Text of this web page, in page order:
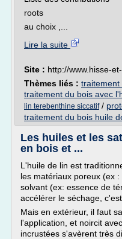
roots
au choix ,...
Lire la suite
Site : http://www.hisse-
Thèmes liés : traitement
traitement du bois avec
lin terebenthine siccatif/
traitement du bois huile
Les huiles et les
en bois et ...
L'huile de lin est
les matériaux poreux (ex
solvant (ex: essence de
accélérer le séchage,
Mais en extérieur, il faut
l'application, et noircit
incrustées s'avèrent très